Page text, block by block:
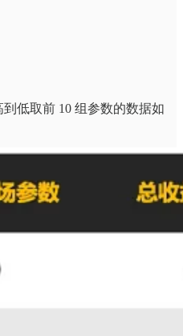
低取前 10 组参数的数据如